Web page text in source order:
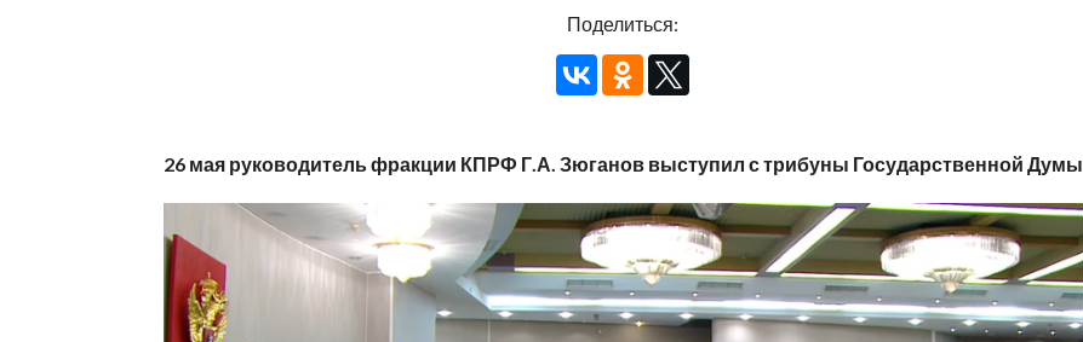
Поделиться:
26 мая руководитель фракции КПРФ Г.А. Зюганов выступил с трибуны Государственной Думы
Видеоплеер